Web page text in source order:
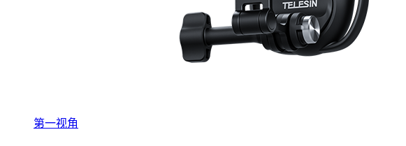
第一视角